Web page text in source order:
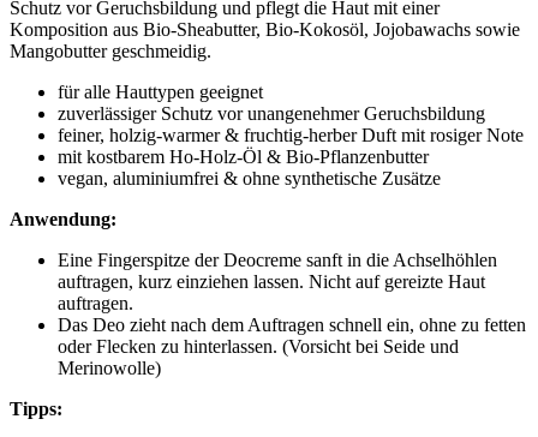
Schutz vor Geruchsbildung und pflegt die Haut mit einer
Komposition aus Bio-Sheabutter, Bio-Kokosöl, Jojobawachs sowie
Mangobutter geschmeidig.
für alle Hauttypen geeignet
zuverlässiger Schutz vor unangenehmer Geruchsbildung
feiner, holzig-warmer & fruchtig-herber Duft mit rosiger Note
mit kostbarem Ho-Holz-Öl & Bio-Pflanzenbutter
vegan, aluminiumfrei & ohne synthetische Zusätze
Anwendung:
Eine Fingerspitze der Deocreme sanft in die Achselhöhlen
auftragen, kurz einziehen lassen. Nicht auf gereizte Haut
auftragen.
Das Deo zieht nach dem Auftragen schnell ein, ohne zu fetten
oder Flecken zu hinterlassen. (Vorsicht bei Seide und
Merinowolle)
Tipps: